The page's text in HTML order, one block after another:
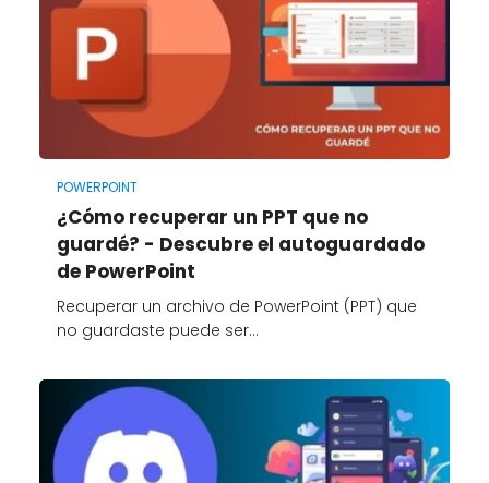
POWERPOINT
¿Cómo recuperar un PPT que no
guardé? - Descubre el autoguardado
de PowerPoint
Recuperar un archivo de PowerPoint (PPT) que
no guardaste puede ser…